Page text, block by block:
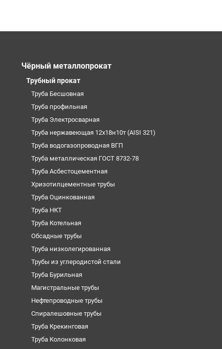
Чёрный металлопрокат
Трубный прокат
Труба Бесшовная
Труба профильная
Труба Электросварная
Труба нержавеющая 12х18н10т (AISI 321)
Труба водогазопроводная ВГП
Труба металлическая ГОСТ 8732-78
Труба Асбестоцементная
Хризотилцементные трубы
Труба Оцинкованная
Труба НКТ
Труба Котельная
Обсадные трубы
Труба низколегированная
Трубы из углеродистой стали
Труба Бурильная
Магистральные трубы
Нефтепроводные трубы
Спиралешовные трубы
Труба Крекинговая
Труба Колонковая